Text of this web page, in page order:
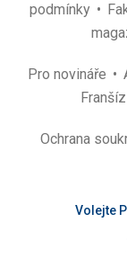
podmínky
Pro novináře
Ochrana
Volejte